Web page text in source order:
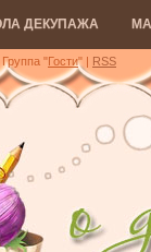
ДЕКУПАЖА
Группа "Гости" | RSS